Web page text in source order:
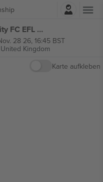
Einloggen
Swansea City AFC vs Cardiff City FC EFL Championship tickets
28 26, 16:45 BST
Kingdom
Karte aufkleben